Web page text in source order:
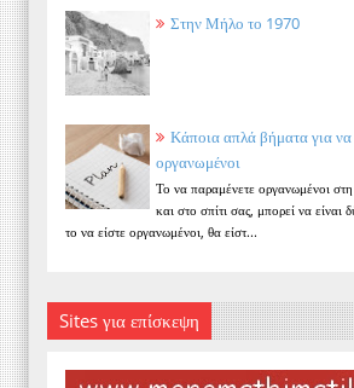
Στην Μήλο το 1970
Κάποια απλά βήματα για να
οργανωμένοι
Το να παραμένετε οργανωμένοι
και στο σπίτι σας, μπορεί να
το να είστε οργανωμένοι, θα είστ...
Sites για επίσκεψη